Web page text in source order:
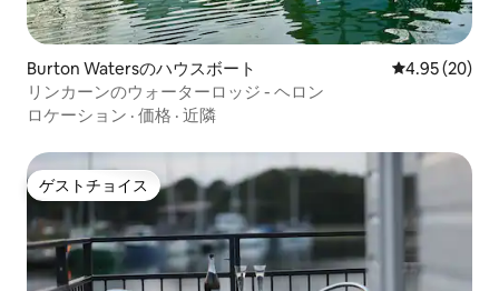
Burton Watersのハウスボート レビュー20
4.95 (20)
リンカーンのウォーターロッジ - ヘロン
ロケーション · 価格 · 近隣
ゲストチョイス
ゲストチョイス